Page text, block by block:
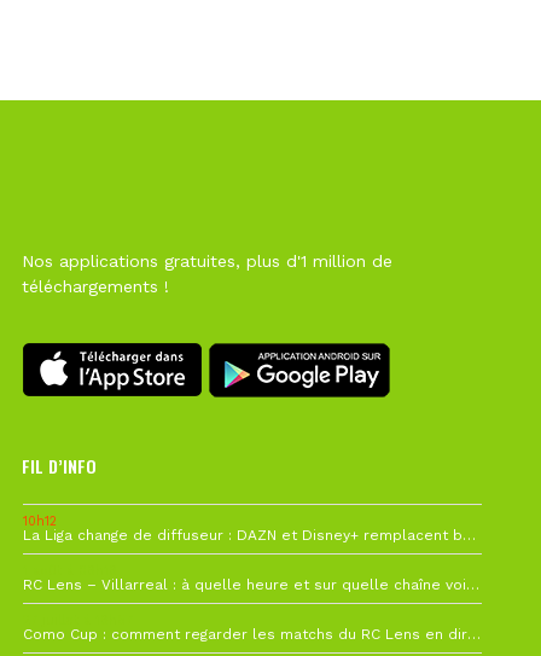
Nos applications gratuites, plus d'1 million de
téléchargements !
FIL D’INFO
10h12
La Liga change de diffuseur : DAZN et Disney+ remplacent beIN Sports !
RC Lens – Villarreal : à quelle heure et sur quelle chaîne voir la finale de la Como Cup ?
Como Cup : comment regarder les matchs du RC Lens en direct ?